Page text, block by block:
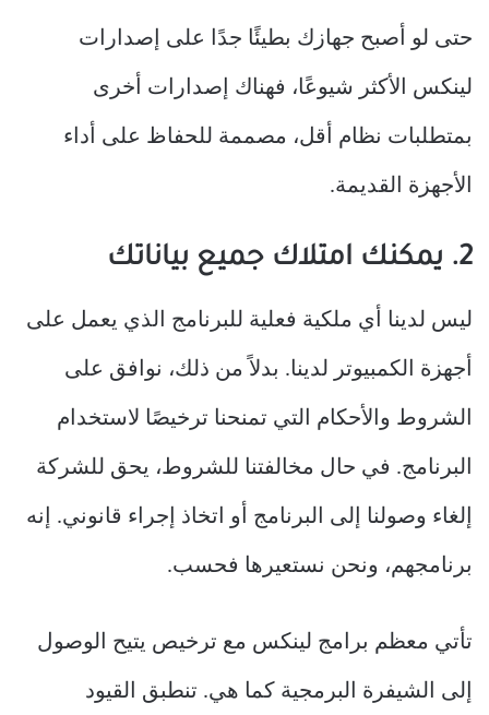
حتى لو أصبح جهازك بطيئًا جدًا على إصدارات
لينكس الأكثر شيوعًا، فهناك إصدارات أخرى
بمتطلبات نظام أقل، مصممة للحفاظ على أداء
الأجهزة القديمة.
2. يمكنك امتلاك جميع بياناتك
ليس لدينا أي ملكية فعلية للبرنامج الذي يعمل على
أجهزة الكمبيوتر لدينا. بدلاً من ذلك، نوافق على
الشروط والأحكام التي تمنحنا ترخيصًا لاستخدام
البرنامج. في حال مخالفتنا للشروط، يحق للشركة
إلغاء وصولنا إلى البرنامج أو اتخاذ إجراء قانوني. إنه
برنامجهم، ونحن نستعيرها فحسب.
تأتي معظم برامج لينكس مع ترخيص يتيح الوصول
إلى الشيفرة البرمجية كما هي. تنطبق القيود